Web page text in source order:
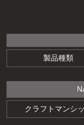
製品種類
クラフトマンシ